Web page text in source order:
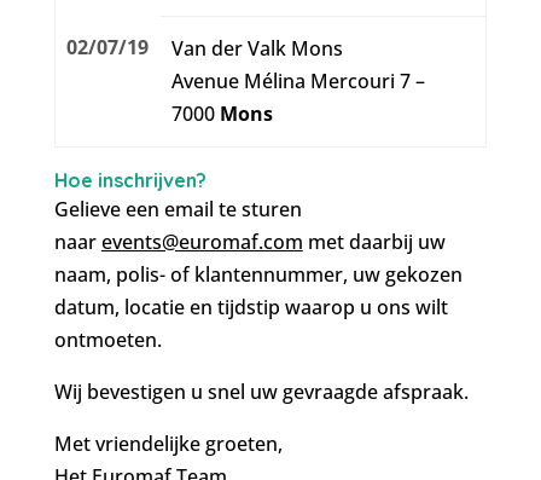
02/07/19
Van der Valk Mons
Avenue Mélina Mercouri 7 –
7000 Mons
Hoe inschrijven?
Gelieve een email te sturen
naarevents@euromaf.com met daarbij uw
naam, polis- of klantennummer, uw gekozen
datum, locatie en tijdstip waarop u ons wilt
ontmoeten.
Wij bevestigen u snel uw gevraagde afspraak.
Met vriendelijke groeten,